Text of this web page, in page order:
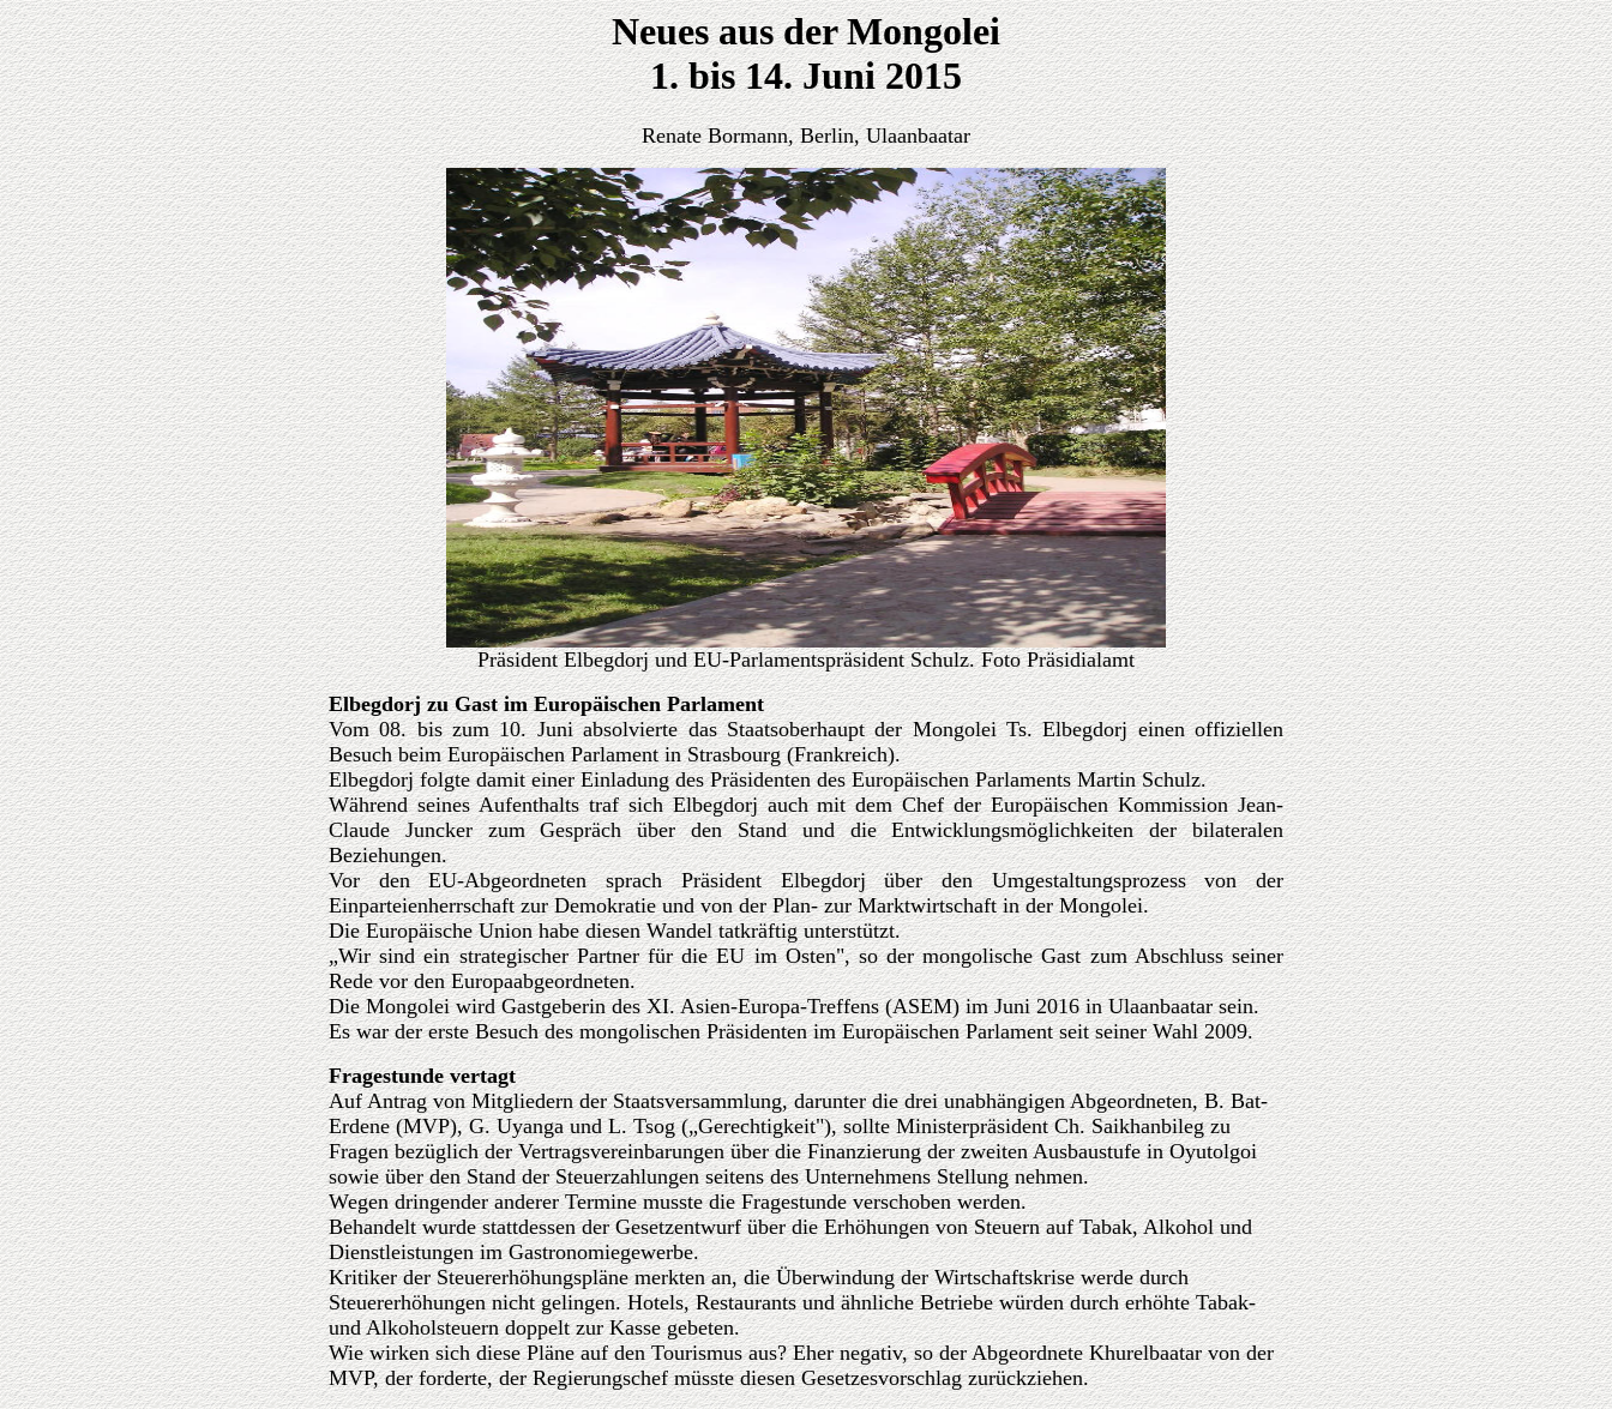
Neues aus der Mongolei
1. bis 14. Juni 2015
Renate Bormann, Berlin, Ulaanbaatar
Präsident Elbegdorj und EU-Parlamentspräsident Schulz. Foto Präsidialamt
Elbegdorj zu Gast im Europäischen Parlament
Vom 08. bis zum 10. Juni absolvierte das Staatsoberhaupt der Mongolei Ts. Elbegdorj einen offiziellen
Besuch beim Europäischen Parlament in Strasbourg (Frankreich).
Elbegdorj folgte damit einer Einladung des Präsidenten des Europäischen Parlaments Martin Schulz.
Während seines Aufenthalts traf sich Elbegdorj auch mit dem Chef der Europäischen Kommission Jean-
Claude Juncker zum Gespräch über den Stand und die Entwicklungsmöglichkeiten der bilateralen
Beziehungen.
Vor den EU-Abgeordneten sprach Präsident Elbegdorj über den Umgestaltungsprozess von der
Einparteienherrschaft zur Demokratie und von der Plan- zur Marktwirtschaft in der Mongolei.
Die Europäische Union habe diesen Wandel tatkräftig unterstützt.
„Wir sind ein strategischer Partner für die EU im Osten", so der mongolische Gast zum Abschluss seiner
Rede vor den Europaabgeordneten.
Die Mongolei wird Gastgeberin des XI. Asien-Europa-Treffens (ASEM) im Juni 2016 in Ulaanbaatar sein.
Es war der erste Besuch des mongolischen Präsidenten im Europäischen Parlament seit seiner Wahl 2009.
Fragestunde vertagt
Auf Antrag von Mitgliedern der Staatsversammlung, darunter die drei unabhängigen Abgeordneten, B. Bat-
Erdene (MVP), G. Uyanga und L. Tsog („Gerechtigkeit"), sollte Ministerpräsident Ch. Saikhanbileg zu
Fragen bezüglich der Vertragsvereinbarungen über die Finanzierung der zweiten Ausbaustufe in Oyutolgoi
sowie über den Stand der Steuerzahlungen seitens des Unternehmens Stellung nehmen.
Wegen dringender anderer Termine musste die Fragestunde verschoben werden.
Behandelt wurde stattdessen der Gesetzentwurf über die Erhöhungen von Steuern auf Tabak, Alkohol und
Dienstleistungen im Gastronomiegewerbe.
Kritiker der Steuererhöhungspläne merkten an, die Überwindung der Wirtschaftskrise werde durch
Steuererhöhungen nicht gelingen. Hotels, Restaurants und ähnliche Betriebe würden durch erhöhte Tabak-
und Alkoholsteuern doppelt zur Kasse gebeten.
Wie wirken sich diese Pläne auf den Tourismus aus? Eher negativ, so der Abgeordnete Khurelbaatar von der
MVP, der forderte, der Regierungschef müsste diesen Gesetzesvorschlag zurückziehen.